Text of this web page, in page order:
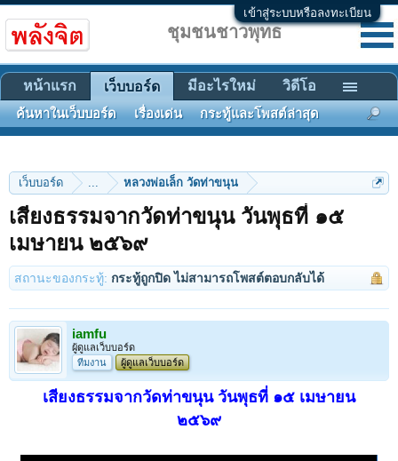
เข้าสู่ระบบหรือลงทะเบียน
เว็บบอร์ด ... หลวงพ่อเล็ก วัดท่าขนุน
เสียงธรรมจากวัดท่าขนุน วันพุธที่ ๑๕
เมษายน ๒๕๖๙
สถานะของกระทู้: กระทู้ถูกปิด ไม่สามารถโพสต์ตอบกลับได้
iamfu
ผู้ดูแลเว็บบอร์ด
ทีมงาน
ผู้ดูแลเว็บบอร์ด
เสียงธรรมจากวัดท่าขนุน วันพุธที่ ๑๕ เมษายน
๒๕๖๙
ชุมชนชาวพุทธ
หน้าแรก เว็บบอร์ด
ค้นหาในเว็บบอร์ด เรื่องเด่น กระทู้และโพสต์ล่าสุด
มีอะไรใหม่ วิดีโอ